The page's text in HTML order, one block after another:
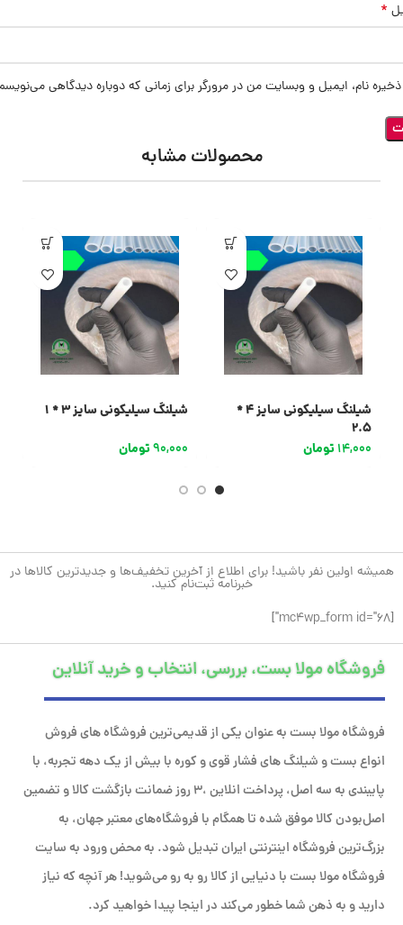
*
ذخیره نام، ایمیل و وبسایت من در مرورگر برای زمانی که دوباره دیدگاهی
محصولات مشابه
شیلنگ سیلیکونی سایز 4 *
2.5
14,000تومان
شیلنگ سیلیکونی سایز 3 * 1
90,000تومان
همیشه اولین نفر باشید! برای اطلاع از آخرین تخفیف‌ها و جدیدترین کالاها در
خبرنامه ثبت‌نام کنید.
[mc4wp_form id="68"]
فروشگاه مولا بست، بررسی، انتخاب و خرید آنلاین
فروشگاه مولا بست به عنوان یکی از قدیمی‌ترین فروشگاه های فروش
انواع بست و شیلنگ های فشار قوی و کوره با بیش از یک دهه تجربه، با
پایبندی به سه اصل، پرداخت انلاین ،۳ روز ضمانت بازگشت کالا و تضمین
اصل‌بودن کالا موفق شده تا همگام با فروشگاه‌های معتبر جهان، به
بزرگ‌ترین فروشگاه اینترنتی ایران تبدیل شود. به محض ورود به سایت
فروشگاه مولا بست با دنیایی از کالا رو به رو می‌شوید! هر آنچه که نیاز
دارید و به ذهن شما خطور می‌کند در اینجا پیدا خواهید کرد.